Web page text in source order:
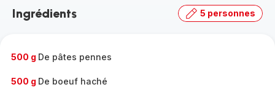
Ingrédients 5 personnes
500 g De pâtes pennes
500 g De boeuf haché